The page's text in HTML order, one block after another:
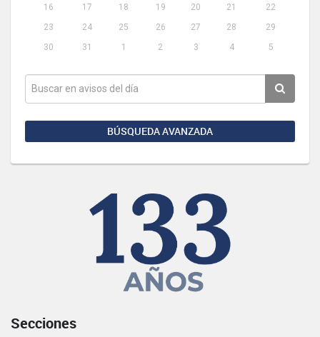
16
17 18 19 20 21
22
23
24 25 26 27 28
29
30
31 1 2 3 4 5
BÚSQUEDA AVANZADA
Secciones